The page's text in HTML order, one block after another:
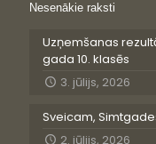
Nesenākie raksti
Uzņemšanas
gada 10. klasēs
3. jūlijs, 2026
Sveicam,
2. jūlijs, 2026